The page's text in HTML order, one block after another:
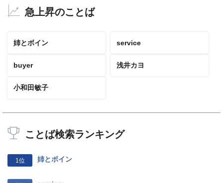
急上昇のことば
姉とボイン service
buyer 浅井カヨ
小和田敏子
ことば検索ランキング
1位 姉とボイン